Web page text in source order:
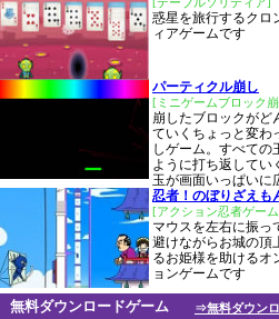
惑星を旅行するクロ
ィアゲームです
パーティクル崩し
[ミニゲームブロック
崩したブロックがど
ていくちょっと変わ
しゲーム。すべての
ように打ち返してい
玉が画面いっぱいに
忍者！のぼりざえも
[アクション忍者ゲー
マウスを左右に振っ
避けながらお城の頂
るお姫様を助けるオ
ョンゲームです
⇒無料ダウン
無料ダウンロードゲーム